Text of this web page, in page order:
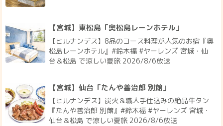
【宮城】東松島「奥松島レーンホテル」
【ヒルナンデス】8品のコース料理が人気のお宿『奥
松島レーンホテル』#鈴木福 #ヤーレンズ 宮城・仙
台＆松島 で涼しい夏旅 2026/8/6放送
【宮城】仙台「たんや善治郎 別館」
【ヒルナンデス】炭火＆職人手仕込みの絶品牛タン
『たんや善治郎 別館』#鈴木福 #ヤーレンズ 宮城・
仙台＆松島 で涼しい夏旅 2026/8/6放送